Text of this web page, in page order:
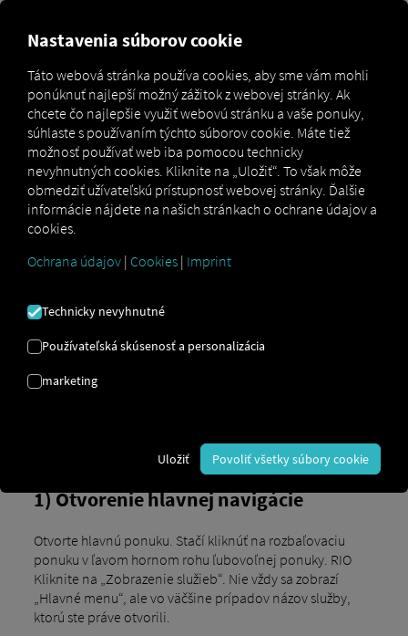
Vytvorenie Pocket Driver
Prihlásenie zariadenia
počas nastavenia nového
vozidla
Ak sa chcete prihlásiť do Pocket Driver Pre aplikáciu s
prihlásením cez zariadenie potrebujete prístupové údaje
vytvoriť ktorýkoľvek používateľ s oprávneniami správcu
jednorazové použitie a až 72 hodín. Používatelia sa
potom prihlásia do aplikácie naskenovaním QR kódu
fotoaparátom smartfónu.
1) Otvorenie hlavnej navigácie
Otvorte hlavnú ponuku. Stačí kliknúť na rozbaľovaciu
ponuku v ľavom hornom rohu ľubovoľnej ponuky. RIO
Kliknite na „Zobrazenie služieb“. Nie vždy sa zobrazí
„Hlavné menu“, ale vo väčšine prípadov názov služby,
ktorú ste práve otvorili.
Nastavenia súborov cookie
Táto webová stránka používa cookies, aby sme vám mohli
ponúknuť najlepší možný zážitok z webovej stránky. Ak
chcete čo najlepšie využiť webovú stránku a vaše ponuky,
súhlaste s používaním týchto súborov cookie. Máte tiež
možnosť používať web iba pomocou technicky
nevyhnutných cookies. Kliknite na „Uložiť“. To však môže
obmedziť užívateľskú prístupnosť webovej stránky. Ďalšie
informácie nájdete na našich stránkach o ochrane údajov a
cookies.
Ochrana údajov | Cookies | Imprint
Technicky nevyhnutné
Používateľská skúsenosť a personalizácia
marketing
Uložiť Povoliť všetky súbory cookie